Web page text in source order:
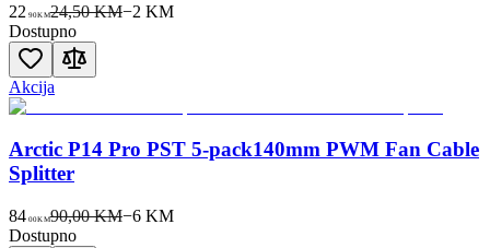
22 90KM24,50 KM−2KM
Dostupno
Akcija
Arctic P14 Pro PST 5-pack140mm PWM Fan Cable
Splitter
84 00KM90,00 KM−6KM
Dostupno